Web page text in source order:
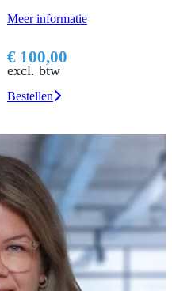
Meer informatie
€ 100,00
excl. btw
Bestellen